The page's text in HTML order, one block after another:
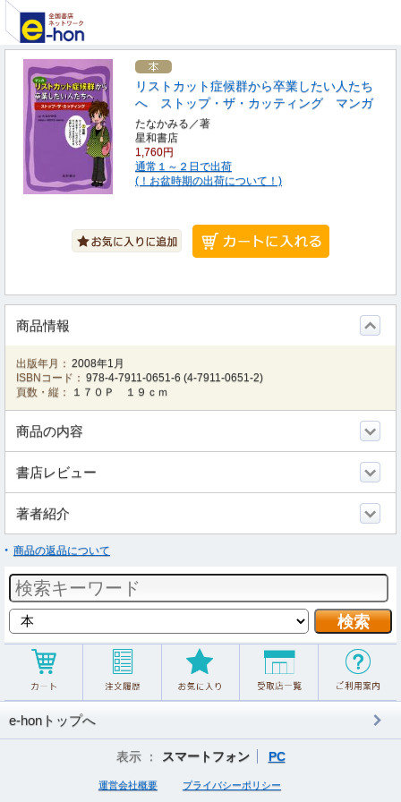
リストカット症候群から卒業したい人たち
へ ストップ・ザ・カッティング マンガ
たなかみる／著
星和書店
1,760円
通常１～２日で出荷
(！お盆時期の出荷について！)
商品情報
出版年月： 2008年1月
ISBNコード： 978-4-7911-0651-6 (4-7911-0651-2)
頁数・縦：
１７０Ｐ １９ｃｍ
商品の内容
書店レビュー
著者紹介
商品の返品について
e-honトップへ
表示 ： スマートフォン PC
運営会社概要 プライバシーポリシー